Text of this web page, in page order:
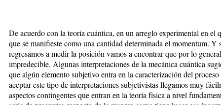
De acuerdo con la teoría cuántica, en un arreglo experimental en el
que se manifieste como una cantidad determinada el momentum.
regresamos a medir la posición vamos a encontrar que por lo
impredecible. Algunas interpretaciones de la mecánica cuántica
que algún elemento subjetivo entra en la caracterización del
aceptar este tipo de interpretaciones subjetivistas llegamos muy
aspectos contingentes que entran en la teoría física a nivel